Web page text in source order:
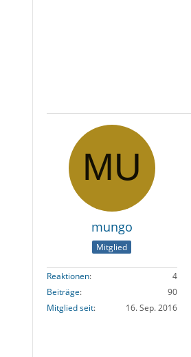
mungo
Mitglied
Reaktionen
4
Beiträge
90
Mitglied seit
16. Sep. 2016